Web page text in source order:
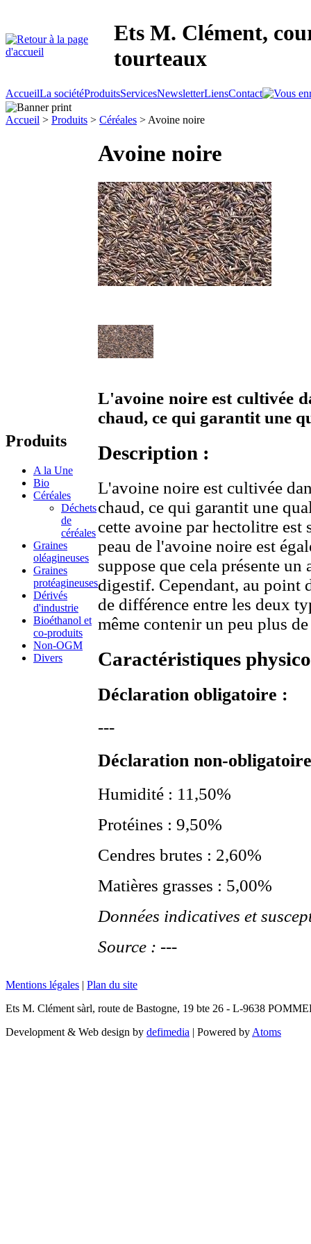
Ets M. Clément,
tourteaux
AccueilLa sociétéProduitsServicesNewsletterLiensContact
Accueil > Produits > Céréales > Avoine noire
Produits
A la Une
Bio
Céréales
Déchets
de
céréales
Graines
oléagineuses
Graines
protéagineuses
Dérivés
d'industrie
Bioéthanol et
co-produits
Non-OGM
Divers
Avoine noire
L'avoine noire est cultivée
chaud, ce qui garantit une
Description :
L'avoine noire est cultivée
chaud, ce qui garantit une
cette avoine par hectolitre
peau de l'avoine noire est
suppose que cela présente
digestif. Cependant, au point
de différence entre les deux
même contenir un peu plus de
Caractéristiques
Déclaration obligatoire :
---
Déclaration non-
Humidité : 11,50%
Protéines : 9,50%
Cendres brutes : 2,60%
Matières grasses : 5,00%
Données indicatives et
Source : ---
Mentions légales | Plan du site
Ets M. Clément sàrl, route de Bastogne, 19 bte 26 - L-9638
Development & Web design by defimedia | Powered by Atoms